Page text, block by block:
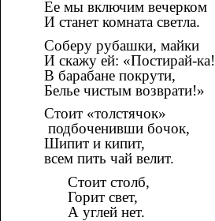
Ее мы включим вечерком
И станет комната светла.
Соберу рубашки, майки
И скажу ей: «Постирай-ка!
В барабане покрути,
Белье чистым возврати!»
Стоит «толстячок»
подбоченивши бочок,
Шипит и кипит,
всем пить чай велит.
Стоит столб,
Горит свет,
А углей нет.